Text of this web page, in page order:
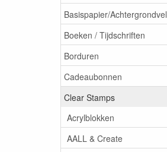
Basispapier/Achtergrondvel
Boeken / Tijdschriften
Borduren
Cadeaubonnen
Clear Stamps
Acrylblokken
AALL & Create